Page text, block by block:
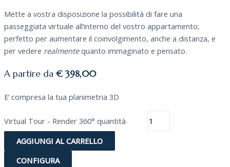
Mette a vostra disposizione la possibilità di fare una
passeggiata virtuale all’interno del vostro appartamento;
perfetto per aumentare il coinvolgimento, anche a distanza, e
per vedere realmentequanto immaginato e pensato.
A partire da € 398,00
E’ compresa la tua planimetria 3D
Virtual Tour - Render 360° quantità
AGGIUNGI AL CARRELLO
CONFIGURA